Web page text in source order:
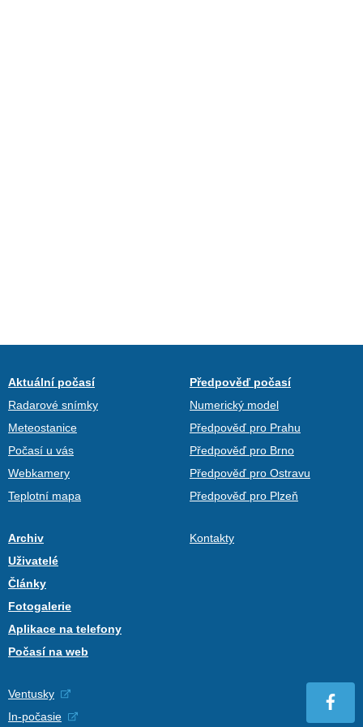
Aktuální počasí
Radarové snímky
Meteostanice
Počasí u vás
Webkamery
Teplotní mapa
Předpověď počasí
Numerický model
Předpověď pro Prahu
Předpověď pro Brno
Předpověď pro Ostravu
Předpověď pro Plzeň
Archiv
Uživatelé
Články
Fotogalerie
Aplikace na telefony
Počasí na web
Kontakty
Ventusky
In-počasie